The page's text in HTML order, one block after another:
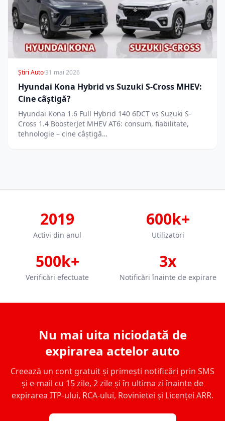
Știri Auto·31 mai 2026
Hyundai Kona Hybrid vs Suzuki S-Cross MHEV:
Cine câștigă?
Hyundai Kona 1.6 Full Hybrid 140 6DCT vs Suzuki S-
Cross 1.4 BoosterJet MHEV AT6: consum, fiabilitate,
tehnologie – cine câștigă…
2019
Activi din anul
600k+
Utilizatori
500k+
Verificări efectuate
3x
Notificări înainte de expirare
Nu mai uita niciodată de
expirarea actelor auto
Creează un cont gratuit și primești notificări prin SMS
și e-mail cu 15 zile, 2 zile și în ultima zi înainte de
expirarea ITP-ului, RCA-ului, Rovinietei și Licenței ARR.